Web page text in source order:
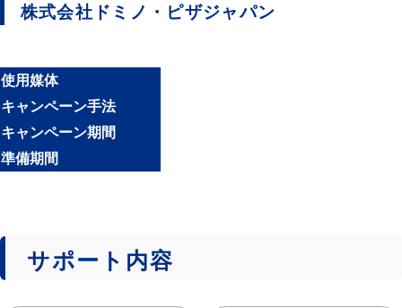
株式会社ドミノ・ピザジャパン
使用媒体
キャンペーン手法
キャンペーン期間
準備期間
サポート内容